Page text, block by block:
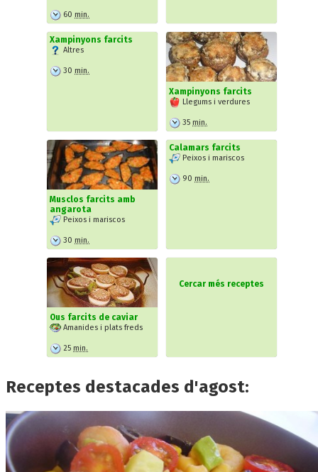
60 min.
Xampinyons farcits
Altres
30 min.
Xampinyons farcits
Llegums i verdures
35 min.
Musclos farcits amb
angarota
Peixos i mariscos
30 min.
Calamars farcits
Peixos i mariscos
90 min.
Ous farcits de caviar
Amanides i plats freds
25 min.
Cercar més receptes
Receptes destacades d'agost: